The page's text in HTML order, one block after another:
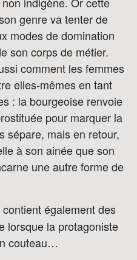
genre va tenter de
modes de domination
son corps de métier.
comment les femmes
elles-mêmes en tant
: la bourgeoise renvoie
pour marquer la
sépare, mais en retour,
à son ainée que son
une autre forme de
contient également des
lorsque la protagoniste
couteau…